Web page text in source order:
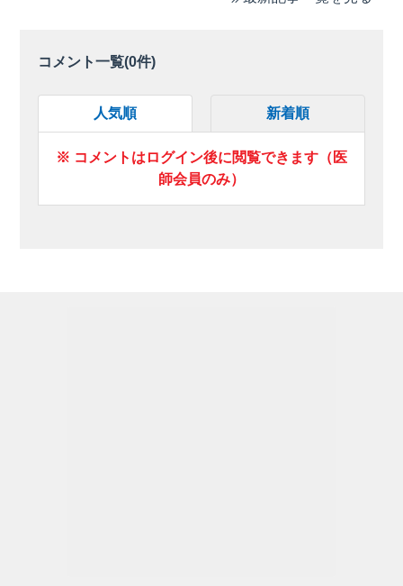
コメント一覧(0件)
人気順 新着順
※ コメントはログイン後に閲覧できます（医
師会員のみ）